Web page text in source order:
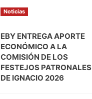
Noticias
EBY ENTREGA APORTE
ECONÓMICO A LA
COMISIÓN DE LOS
FESTEJOS PATRONALES
DE IGNACIO 2026